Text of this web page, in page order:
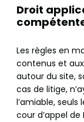
Droit
Les règles en
contenus et
autour du site,
cas de litige,
l’amiable,
cour d’appel